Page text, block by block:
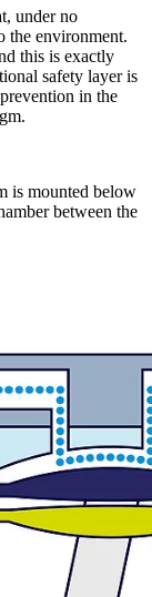
under no
the environment.
this is exactly
safety layer is
in the
is mounted below
between the